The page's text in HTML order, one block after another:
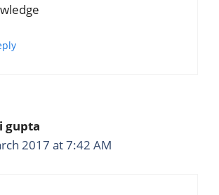
gupta
2017 at 7:42 AM